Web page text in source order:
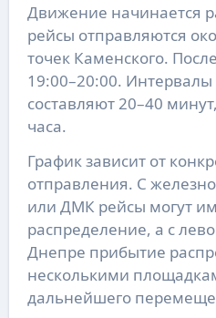
Движение начинается
рейсы отправляются
точек Каменского.
19:00–20:00.
составляют 20–40
часа.
График зависит от
отправления. С
или ДМК рейсы могут
распределение, а с
Днепре прибытие
несколькими
дальнейшего